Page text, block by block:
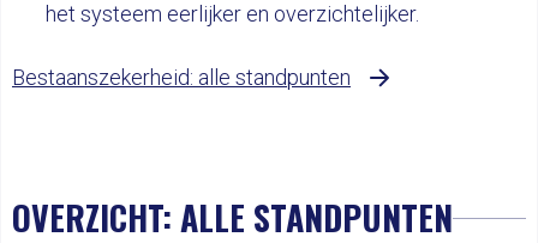
het systeem eerlijker en overzichtelijker.
Bestaanszekerheid: alle standpunten
OVERZICHT: ALLE STANDPUNTEN